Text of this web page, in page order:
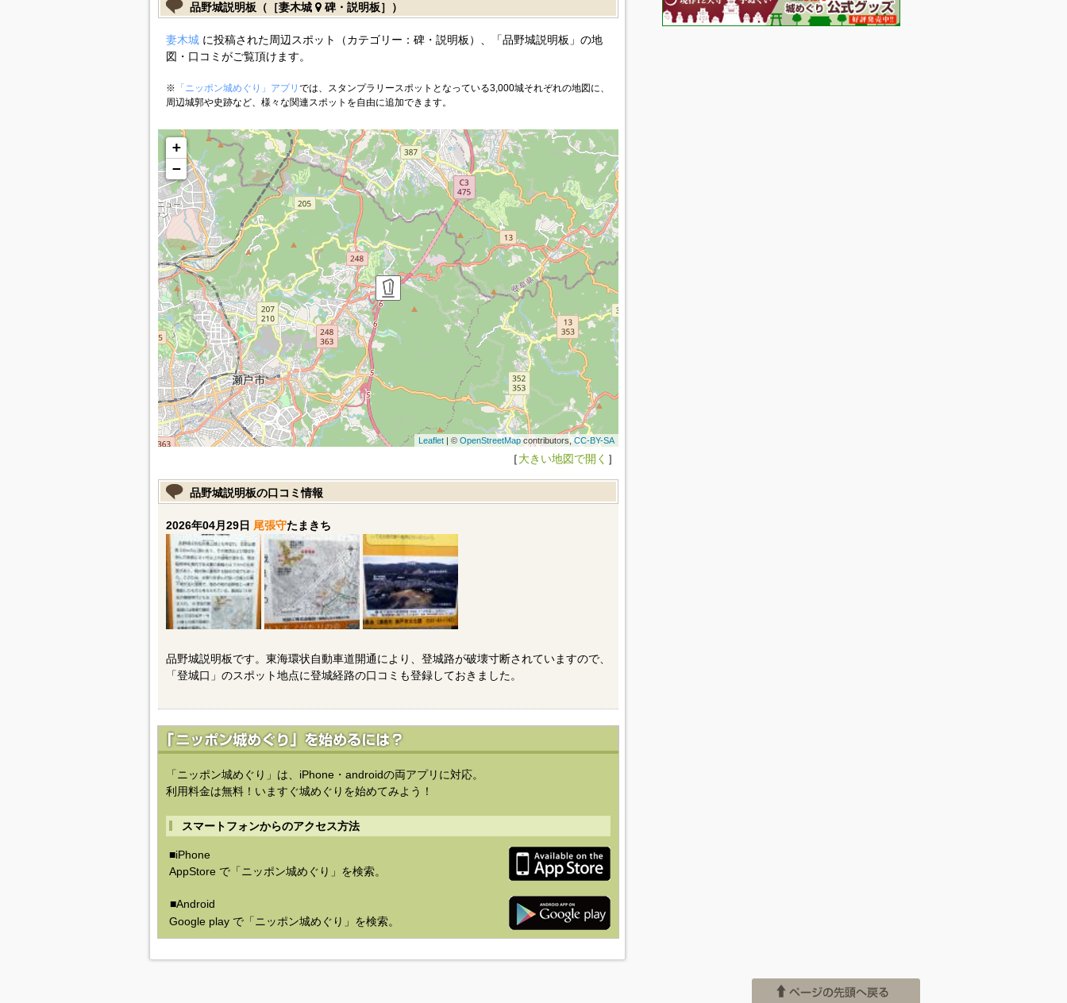
品野城説明板（［妻木城 碑・説明板］）
妻木城に投稿された周辺スポット（カテゴリー：碑・説明板）、「品野城説明板」の地
図・口コミがご覧頂けます。
※ 「ニッポン城めぐり」アプリ では、スタンプラリースポットとなっている3,000城それぞれの地図に、
周辺城郭や史跡など、様々な関連スポットを自由に追加できます。
+
−
Leaflet| © OpenStreetMapcontributors,CC-BY-SA
［大きい地図で開く ］
品野城説明板の口コミ情報
2026年04月29日 尾張守たまきち
品野城説明板です。東海環状自動車道開通により、登城路が破壊寸断されていますので、
「登城口」のスポット地点に登城経路の口コミも登録しておきました。
「ニッポン城めぐり」は、iPhone・androidの両アプリに対応。
利用料金は無料！いますぐ城めぐりを始めてみよう！
スマートフォンからのアクセス方法
■iPhone
AppStore で「ニッポン城めぐり」を検索。
■Android
Google play で「ニッポン城めぐり」を検索。